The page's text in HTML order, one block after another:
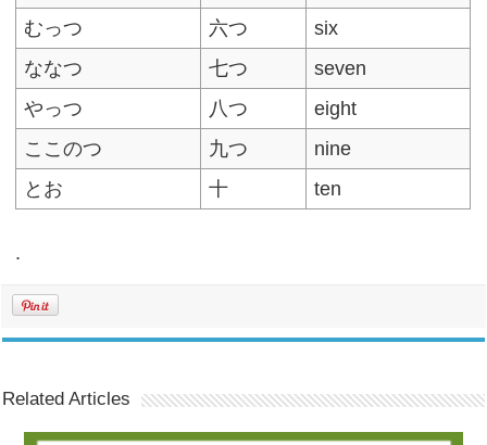
むっつ 六つ
six
ななつ
七つ
seven
やっつ
八つ
eight
ここのつ
九つ
nine
とお
十 ten
.
Related Articles